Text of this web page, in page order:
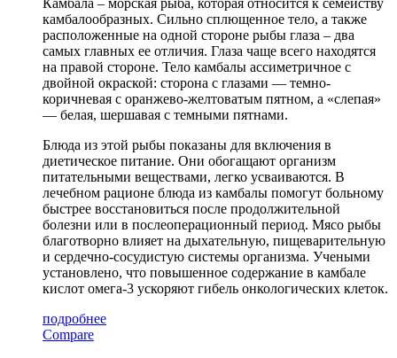
камбалообразных. Сильно сплющенное тело, а также
расположенные на одной стороне рыбы глаза – два
самых главных ее отличия. Глаза чаще всего находятся
на правой стороне. Тело камбалы ассиметричное с
двойной окраской: сторона с глазами — темно-
коричневая с оранжево-желтоватым пятном, а «слепая»
— белая, шершавая с темными пятнами.
Блюда из этой рыбы показаны для включения в
диетическое питание. Они обогащают организм
питательными веществами, легко усваиваются. В
лечебном рационе блюда из камбалы помогут больному
быстрее восстановиться после продолжительной
болезни или в послеоперационный период. Мясо рыбы
благотворно влияет на дыхательную, пищеварительную
и сердечно-сосудистую системы организма. Учеными
установлено, что повышенное содержание в камбале
кислот омега-3 ускоряют гибель онкологических клеток.
подробнее
Compare